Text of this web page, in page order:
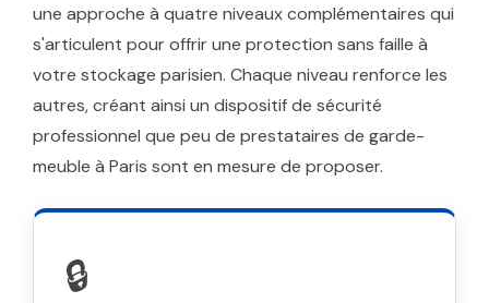
une approche à quatre niveaux complémentaires qui
s'articulent pour offrir une protection sans faille à
votre stockage parisien. Chaque niveau renforce les
autres, créant ainsi un dispositif de sécurité
professionnel que peu de prestataires de garde-
meuble à Paris sont en mesure de proposer.
🔒